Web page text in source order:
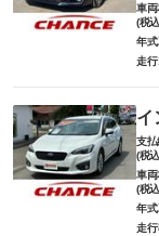
車
(税
年式
走行
イ
支
(税
車
(税
年式
走行